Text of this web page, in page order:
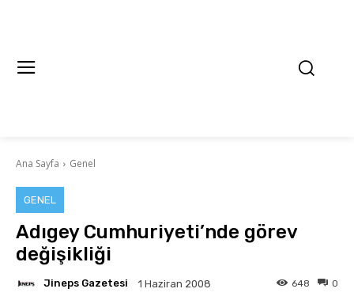
Ana Sayfa Genel
GENEL
Adıgey Cumhuriyeti’nde görev
değişikliği
Jineps Gazetesi 1 Haziran 2008 0
648